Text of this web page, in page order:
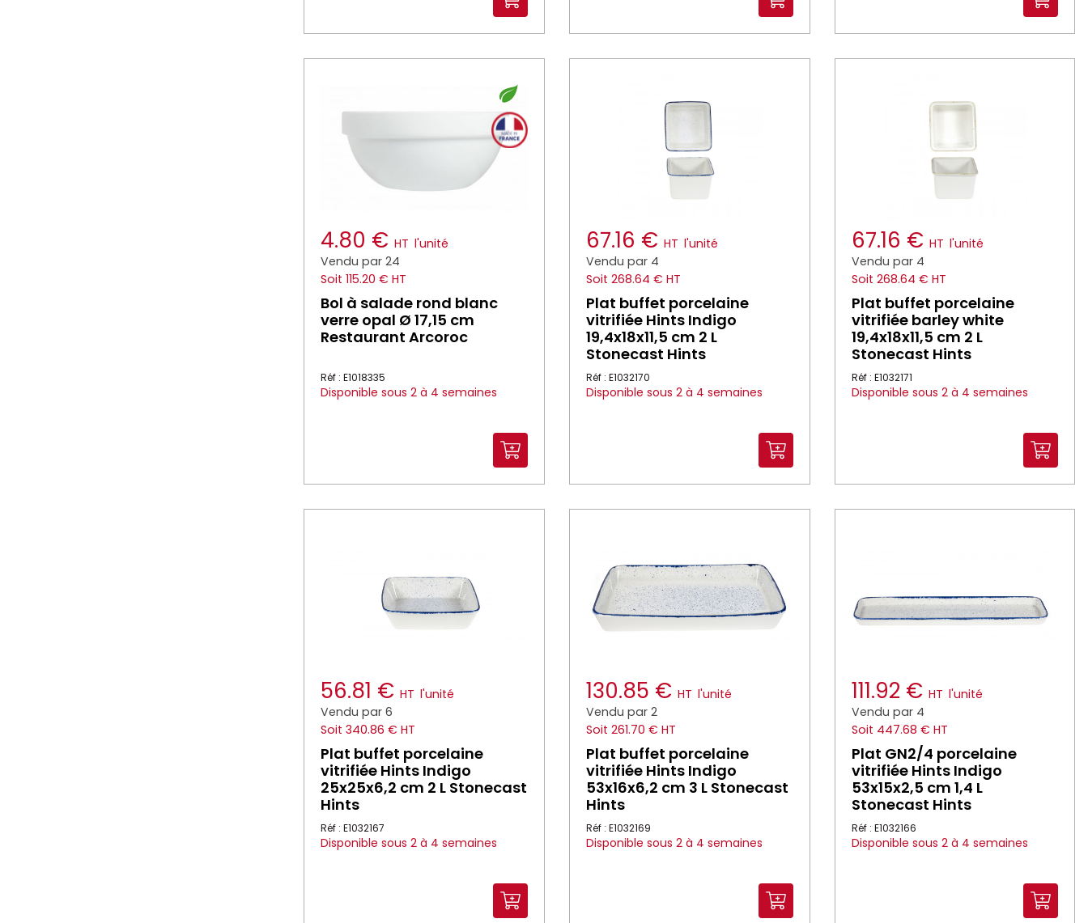
4.80 € HT l'unité
Vendu par 24
Soit 115.20 € HT
Bol à salade rond blanc
verre opal Ø 17,15 cm
Restaurant Arcoroc
Réf : E1018335
Disponible sous 2 à 4 semaines
67.16 € HT l'unité
Vendu par 4
Soit 268.64 € HT
Plat buffet porcelaine
vitrifiée Hints Indigo
19,4x18x11,5 cm 2 L
Stonecast Hints
Réf : E1032170
Disponible sous 2 à 4 semaines
67.16 € HT l'unité
Vendu par 4
Soit 268.64 € HT
Plat buffet porcelaine
vitrifiée barley white
19,4x18x11,5 cm 2 L
Stonecast Hints
Réf : E1032171
Disponible sous 2 à 4 semaines
56.81 € HT l'unité
Vendu par 6
Soit 340.86 € HT
Plat buffet porcelaine
vitrifiée Hints Indigo
25x25x6,2 cm 2 L Stonecast
Hints
Réf : E1032167
Disponible sous 2 à 4 semaines
130.85 € HT l'unité
Vendu par 2
Soit 261.70 € HT
Plat buffet porcelaine
vitrifiée Hints Indigo
53x16x6,2 cm 3 L Stonecast
Hints
Réf : E1032169
Disponible sous 2 à 4 semaines
111.92 € HT l'unité
Vendu par 4
Soit 447.68 € HT
Plat GN2/4 porcelaine
vitrifiée Hints Indigo
53x15x2,5 cm 1,4 L
Stonecast Hints
Réf : E1032166
Disponible sous 2 à 4 semaines